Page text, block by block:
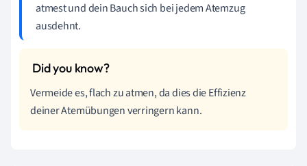
atmest und dein Bauch sich bei jedem Atemzug
ausdehnt.
Vermeide es, flach zu atmen, da dies die Effizienz
deiner Atemübungen verringern kann.